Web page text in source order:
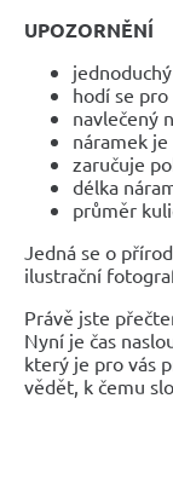
UPOZORNĚNÍ
hodí se
navlečený
náramek
zaručuje
délka
průměr
Jedná se o
ilustrační
Právě jste
Nyní je čas
který je pro vás
vědět, k čemu